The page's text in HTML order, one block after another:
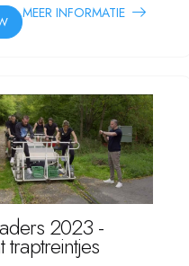
MEER INFORMATIE
2023 -
traptreintjes